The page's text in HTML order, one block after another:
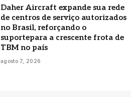
Daher Aircraft expande sua rede
de centros de serviço autorizados
no Brasil, reforçando o
suportepara a crescente frota de
TBM no país
agosto 7, 2026